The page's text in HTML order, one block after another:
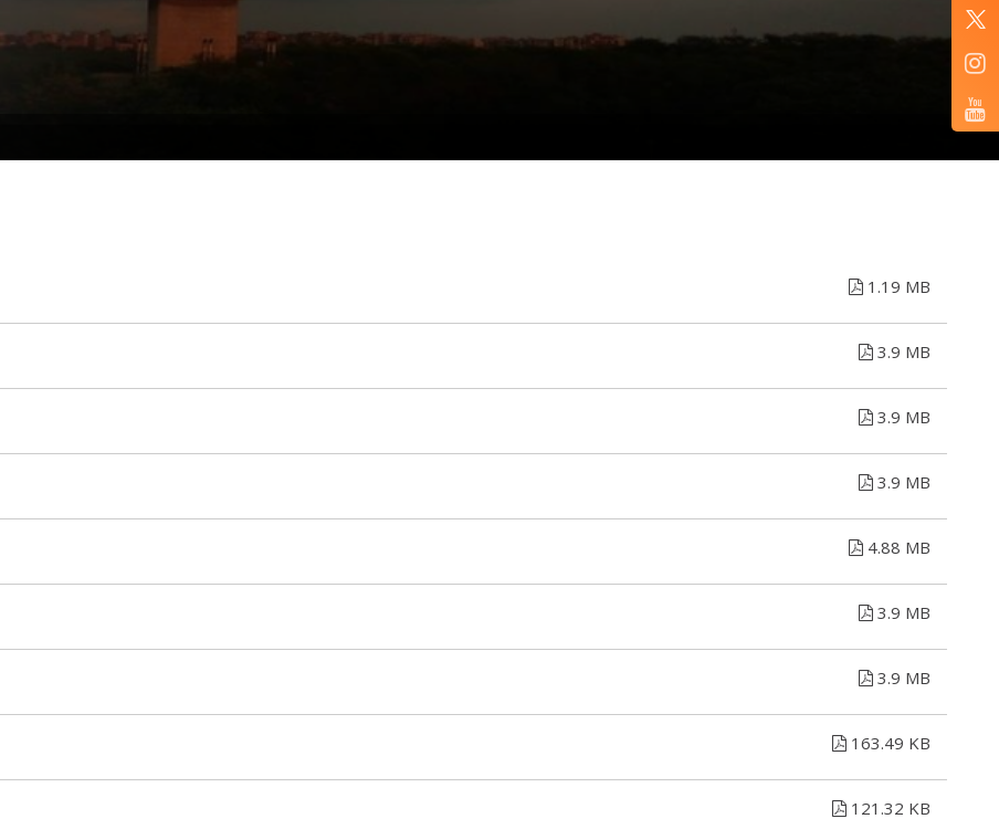
1.19 MB
3.9 MB
3.9 MB
3.9 MB
4.88 MB
3.9 MB
3.9 MB
163.49 KB
121.32 KB